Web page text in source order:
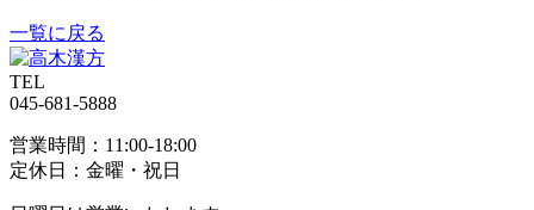
一覧に戻る
TEL
045-681-5888
営業時間：11:00-18:00
定休日：金曜・祝日